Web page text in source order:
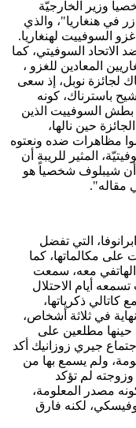
ينتقد فيها شخصياً وزير الخارجيّة
في هنغاريا"، والذي
السوفييت لهنغاريا.
الاتحاد السوفيتي، كما
المعادين للغزو ،
لجائزة نوبل، إذ سعى
باسترناك، كونه
بطش السوفييت الذين
حين نالها،
مظاهرات ضده ونعتوه
المثير للريبة أن
"أن شيبلوف شخصياً هو
مقاله".
التي تفضل
على مكالماتها، كما
الهاتفي معه، سمعت
أيام الاحتلال
كاتالي ذكرياتها،
في ثلاثة أشخاص،
حينها مطلعين على
جيري زوزانيك أكد
ولم يسمع بها من
لم تؤكد
مصدر المعلومة،
لكنه فارق